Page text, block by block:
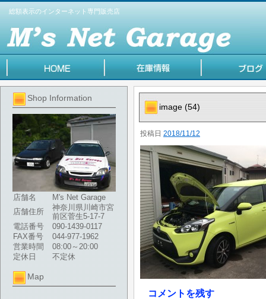
総額表示のインターネット専門販売店
Shop Information
店舗名
M's Net Garage
店舗住所
神奈川県川崎市宮
前区菅生5-17-7
電話番号
090-1439-0117
FAX番号
044-977-1962
営業時間
08:00～20:00
定休日
不定休
Map
image (54)
投稿日 2018/11/12
コメントを残す